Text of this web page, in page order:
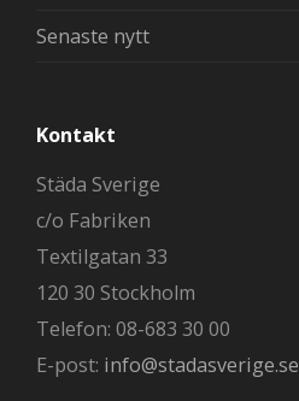
Senaste nytt
Kontakt
Städa Sverige
c/o Fabriken
Textilgatan 33
120 30 Stockholm
Telefon: 08-683 30 00
E-post: info@stadasverige.se